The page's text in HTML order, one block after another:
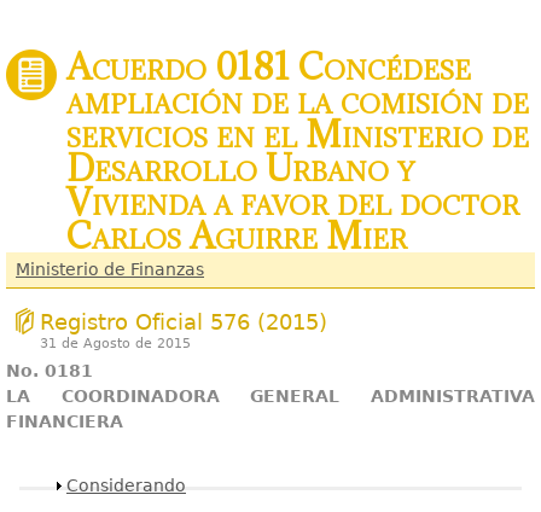
Acuerdo 0181 Concédese
ampliación de la comisión de
servicios en el Ministerio de
Desarrollo Urbano y
Vivienda a favor del doctor
Carlos Aguirre Mier
Ministerio de Finanzas
Registro Oficial 576 (2015)
31 de Agosto de 2015
No. 0181
LA COORDINADORA GENERAL ADMINISTRATIVA
FINANCIERA
Mostrar
Considerando